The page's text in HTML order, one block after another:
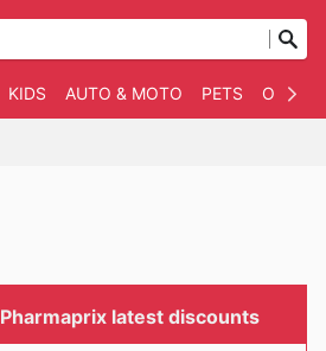
KIDS AUTO & MOTO PETS
Pharmaprix latest discounts